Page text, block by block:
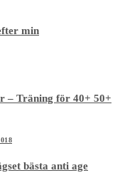
min
– Träning för 40+ 50+
bästa anti age